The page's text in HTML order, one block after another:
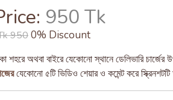
950 Tk
9500% Discount
শহরে অথবা বাইরে যেকোনো স্থানে ডেলিভারি
যেকোনো ৫টি ভিডিও শেয়ার ও কমেন্ট করে